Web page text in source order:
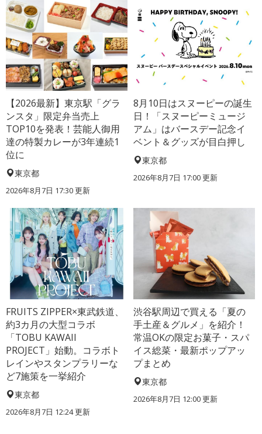
【2026最新】東京駅「グラ
ンスタ」限定弁当売上
TOP10を発表！芸能人御用
達の特製カレーが3年連続1
位に
東京都
2026年8月7日 17:30更新
8月10日はスヌーピーの誕生
日！「スヌーピーミュージ
アム」はバースデー記念イ
ベント＆グッズが目白押し
東京都
2026年8月7日 17:00更新
FRUITS ZIPPER×東武鉄道、
約3カ月の大型コラボ
「TOBU KAWAII
PROJECT」始動。コラボト
レインやスタンプラリーな
ど7施策を一挙紹介
東京都
2026年8月7日 12:24更新
渋谷駅周辺で買える「夏の
手土産＆グルメ」を紹介！
常温OKの限定お菓子・スパ
イス総菜・最新ポップアッ
プまとめ
東京都
2026年8月7日 12:00更新